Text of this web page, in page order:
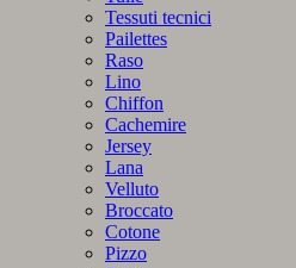
Tessuti tecnici
Pailettes
Raso
Lino
Chiffon
Cachemire
Jersey
Lana
Velluto
Broccato
Cotone
Pizzo